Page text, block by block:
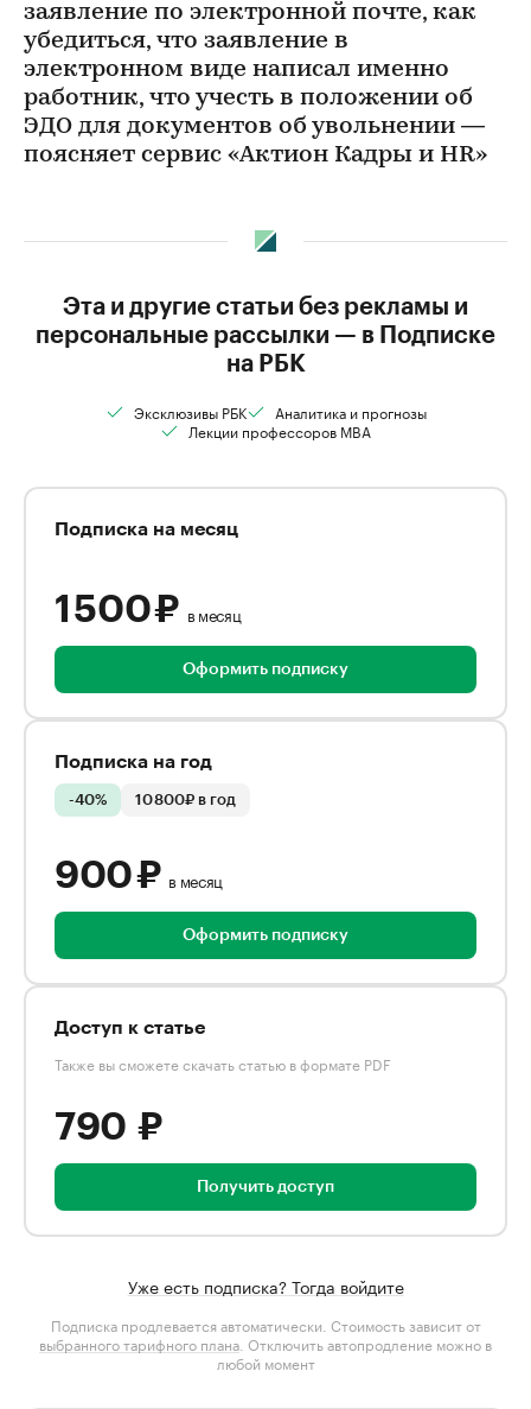
заявление по электронной почте, как
убедиться, что заявление в
электронном виде написал именно
работник, что учесть в положении об
ЭДО для документов об увольнении —
поясняет сервис «Актион Кадры и HR»
Эта и другие статьи без рекламы и
персональные рассылки — в Подписке
на РБК
Эксклюзивы РБК
Аналитика и прогнозы
Лекции профессоров MBA
Подписка на месяц
1 500 ₽ в месяц
Оформить подписку
Подписка на год
-40% 10 800₽ в год
900 ₽ в месяц
Оформить подписку
Доступ к статье
Также вы сможете скачать статью в формате PDF
790 ₽
Получить доступ
Уже есть подписка? Тогда войдите
Подписка продлевается автоматически. Стоимость зависит от
выбранного тарифного плана . Отключить автопродление можно в
любой момент